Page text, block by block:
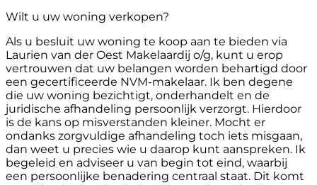
Wilt u uw woning verkopen?
Als u besluit uw woning te koop aan te bieden via
Laurien van der Oest Makelaardij o/g, kunt u erop
vertrouwen dat uw belangen worden behartigd door
een gecertificeerde NVM-makelaar. Ik ben degene
die uw woning bezichtigt, onderhandelt en de
juridische afhandeling persoonlijk verzorgt. Hierdoor
is de kans op misverstanden kleiner. Mocht er
ondanks zorgvuldige afhandeling toch iets misgaan,
dan weet u precies wie u daarop kunt aanspreken. Ik
begeleid en adviseer u van begin tot eind, waarbij
een persoonlijke benadering centraal staat. Dit komt